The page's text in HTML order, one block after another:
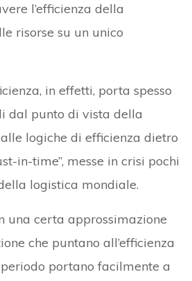
l’efficienza della
risorse su un unico
in effetti, porta spesso
dal punto di vista della
logiche di efficienza dietro
in-time”, messe in crisi pochi
logistica mondiale.
una certa approssimazione
che puntano all’efficienza
portano facilmente a